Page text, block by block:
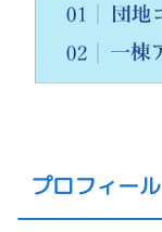
プロフィール